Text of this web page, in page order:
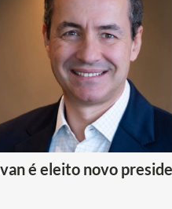
é eleito novo